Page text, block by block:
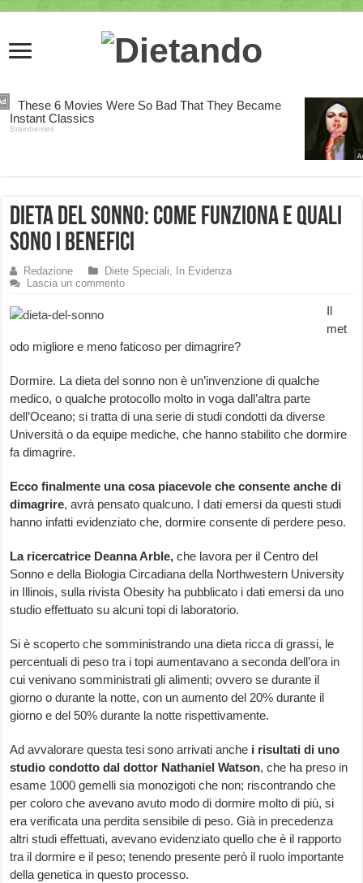
Dieta del sonno: come funziona e quali
sono i benefici
Redazione Diete Speciali,
In Evidenza
Lascia un commento
Il
met
odo migliore e meno faticoso per dimagrire?
Dormire. La dieta del sonno non è un’invenzione di qualche
medico, o qualche protocollo molto in voga dall’altra parte
dell’Oceano; si tratta di una serie di studi condotti da diverse
Università o da equipe mediche, che hanno stabilito che dormire
fa dimagrire.
Ecco finalmente una cosa piacevole che consente anche di
dimagrire, avrà pensato qualcuno. I dati emersi da questi studi
hanno infatti evidenziato che, dormire consente di perdere peso.
La ricercatrice Deanna Arble, che lavora per il Centro del
Sonno e della Biologia Circadiana della Northwestern University
in Illinois, sulla rivista Obesity ha pubblicato i dati emersi da uno
studio effettuato su alcuni topi di laboratorio.
Si è scoperto che somministrando una dieta ricca di grassi, le
percentuali di peso tra i topi aumentavano a seconda dell’ora in
cui venivano somministrati gli alimenti; ovvero se durante il
giorno o durante la notte, con un aumento del 20% durante il
giorno e del 50% durante la notte rispettivamente.
Ad avvalorare questa tesi sono arrivati anche i risultati di uno
studio condotto dal dottor Nathaniel Watson, che ha preso in
esame 1000 gemelli sia monozigoti che non; riscontrando che
per coloro che avevano avuto modo di dormire molto di più, si
era verificata una perdita sensibile di peso. Già in precedenza
altri studi effettuati, avevano evidenziato quello che è il rapporto
tra il dormire e il peso; tenendo presente però il ruolo importante
della genetica in questo processo.